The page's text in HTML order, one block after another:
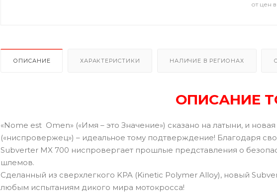
от цен
ОПИСАНИЕ ХАРАКТЕРИСТИКИ НАЛИЧИЕ В РЕГИОНАХ
ОПИСАНИЕ
«Nome est Omen» («Имя – это Значение») сказано на латыни, и
(«ниспровержец») – идеальное тому подтверждение! Благодаря
Subverter MX 700 ниспровергает прошлые представления о
шлемов.
Сделанный из сверхлегкого KPA (Kinetic Polymer Alloy), новый
любым испытаниям дикого мира мотокросса!